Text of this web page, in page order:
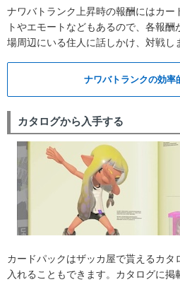
ナワバトランク上昇時の報酬にはカー
トやエモートなどもあるので、各報
場周辺にいる住人に話しかけ、対戦し
ナワバトランクの効率
カタログから入手する
カードパックはザッカ屋で貰えるカタ
入れることもできます。カタログに掲